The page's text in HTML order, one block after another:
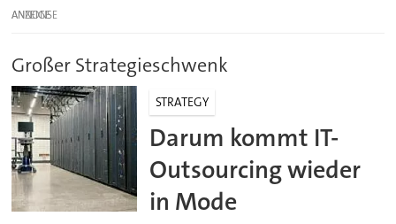
ANZEIGE
Großer Strategieschwenk
STRATEGY
Darum kommt IT-
Outsourcing wieder
in Mode